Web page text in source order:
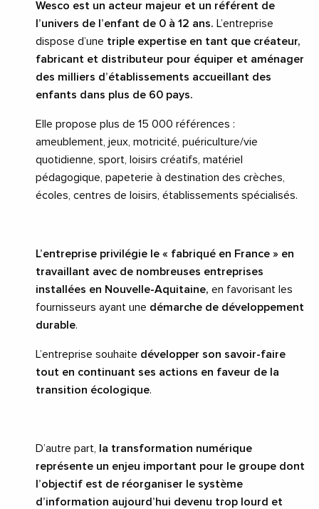
Wesco est un acteur majeur et un référent de
l’univers de l’enfant de 0 à 12 ans. L’entreprise
dispose d’une triple expertise en tant que créateur,
fabricant et distributeur pour équiper et aménager
des milliers d’établissements accueillant des
enfants dans plus de 60 pays.
Elle propose plus de 15 000 références :
ameublement, jeux, motricité, puériculture/vie
quotidienne, sport, loisirs créatifs, matériel
pédagogique, papeterie à destination des crèches,
écoles, centres de loisirs, établissements spécialisés.
L’entreprise privilégie le « fabriqué en France » en
travaillant avec de nombreuses entreprises
installées en Nouvelle-Aquitaine, en favorisant les
fournisseurs ayant une démarche de développement
durable.
L’entreprise souhaite développer son savoir-faire
tout en continuant ses actions en faveur de la
transition écologique.
D’autre part,
la transformation numérique
représente un enjeu important pour le groupe dont
l’objectif est de réorganiser le système
d’information aujourd’hui devenu trop lourd et